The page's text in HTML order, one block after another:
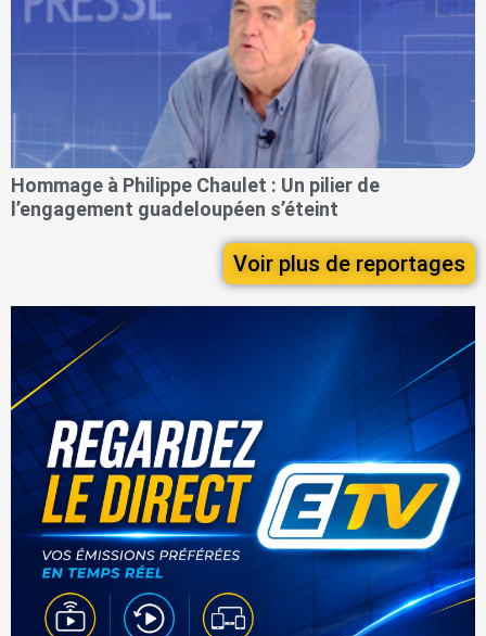
Hommage à Philippe Chaulet : Un pilier de
l’engagement guadeloupéen s’éteint
Voir plus de reportages